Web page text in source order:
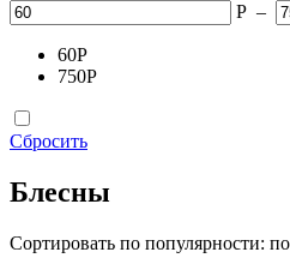
Р –
60Р
750Р
Сбросить
Блесны
Сортировать по популярности: